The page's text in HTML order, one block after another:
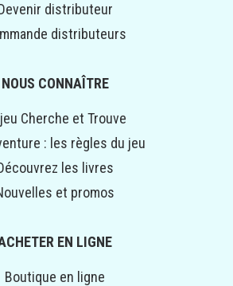
distributeur
distributeurs
NOUS CONNAÎTRE
Cherche et Trouve
: les règles du jeu
les livres
et promos
EN LIGNE
Boutique en ligne